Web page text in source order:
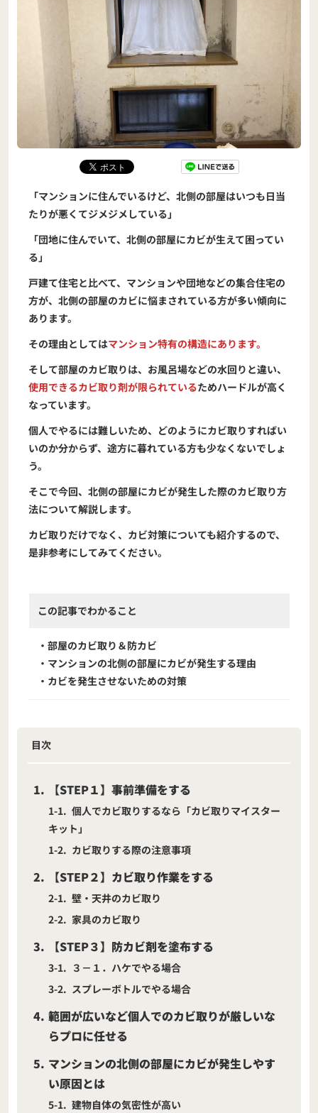
「マンションに住んでいるけど、北側の部屋はいつも日当
たりが悪くてジメジメしている」
「団地に住んでいて、北側の部屋にカビが生えて困ってい
る」
戸建て住宅と比べて、マンションや団地などの集合住宅の
方が、北側の部屋のカビに悩まされている方が多い傾向に
あります。
その理由としてはマンション特有の構造にあります。
そして部屋のカビ取りは、お風呂場などの水回りと違い、
使用できるカビ取り剤が限られているためハードルが高く
なっています。
個人でやるには難しいため、どのようにカビ取りすればい
いのか分からず、途方に暮れている方も少なくないでしょ
う。
そこで今回、北側の部屋にカビが発生した際のカビ取り方
法について解説します。
カビ取りだけでなく、カビ対策についても紹介するので、
是非参考にしてみてください。
この記事でわかること
・部屋のカビ取り＆防カビ
・マンションの北側の部屋にカビが発生する理由
・カビを発生させないための対策
目次
1 【STEP１】事前準備をする
1-1 個人でカビ取りするなら「カビ取りマイスター
キット」
1-2
カビ取りする際の注意事項
2 【STEP２】カビ取り作業をする
2-1 壁・天井のカビ取り
2-2
家具のカビ取り
3 【STEP３】防カビ剤を塗布する
3-1
３－１．ハケでやる場合
3-2
スプレーボトルでやる場合
4 範囲が広いなど個人でのカビ取りが厳しいな
らプロに任せる
5 マンションの北側の部屋にカビが発生しやす
い原因とは
5-1 建物自体の気密性が高い